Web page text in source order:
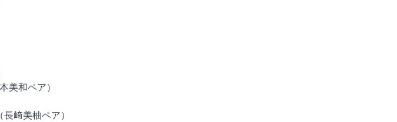
和ペア）
﨑美柚ペア）